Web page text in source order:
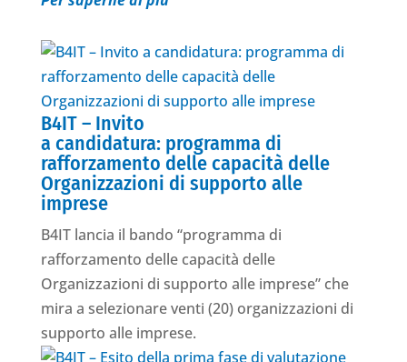
B4IT – Invito
a candidatura: programma di
rafforzamento delle capacità delle
Organizzazioni di supporto alle
imprese
B4IT lancia il bando “programma di
rafforzamento delle capacità delle
Organizzazioni di supporto alle imprese” che
mira a selezionare venti (20) organizzazioni di
supporto alle imprese.